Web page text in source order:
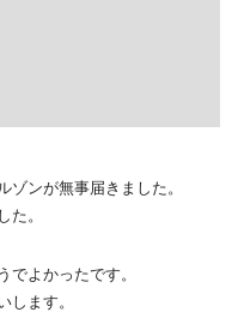
ンが無事届きました。
。
よかったです。
ます。